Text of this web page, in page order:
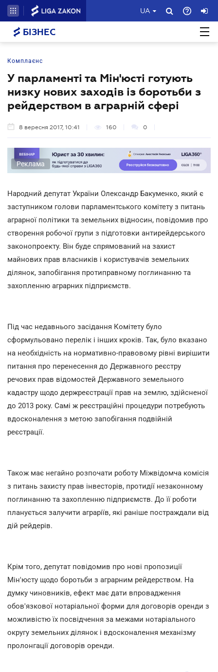
UA
БІЗНЕС
Комплаєнс
У парламенті та Мін'юсті готують
низку нових заходів із боротьби з
рейдерством в аграрній сфері
8 вересня 2017, 10:41 160 0
Реклама
Народний депутат України Олександр Бакуменко, який є
заступником голови парламентського комітету з питань
аграрної політики та земельних відносин, повідомив про
створення робочої групи з підготовки антирейдерського
законопроекту. Він буде спрямований на захист
майнових прав власників і користувачів земельних
ділянок, запобігання протиправному поглинанню та
захопленню аграрних підприємств.
Під час недавнього засідання Комітету було
сформульовано перелік і інших кроків. Так, було вказано
на необхідність на нормативно-правовому рівні вирішити
питання про перенесення до Державного реєстру
речових прав відомостей Державного земельного
кадастру щодо держреєстрації прав на землю, здійсненої
до 2013 року. Самі ж реєстраційні процедури потребують
вдосконалення з метою запобігання подвійній
реєстрації.
Також має негайно розпочати роботу Міжвідомча комісія
з питань захисту прав інвесторів, протидії незаконному
поглинанню та захопленню підприємств. До її роботи
планується залучити аграріїв, які раніше постраждали від
дій рейдерів.
Крім того, депутат повідомив про нові пропозиції
Мін'юсту щодо боротьби з аграрним рейдерством. На
думку чиновників, ефект має дати впровадження
обов'язкової нотаріальної форми для договорів оренди з
можливістю їх посвідчення за межами нотаріального
округу земельних ділянок і вдосконалення механізму
пролонгації договорів оренди.